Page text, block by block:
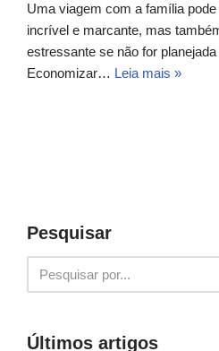
Uma viagem com a família
incrível e marcante, mas
estressante se não for
Economizar… Leia mais »
Pesquisar
Últimos artigos